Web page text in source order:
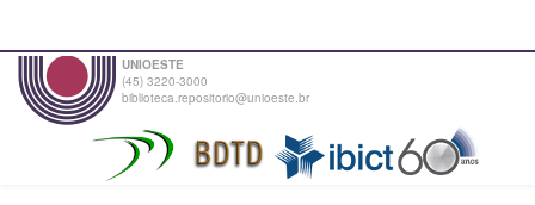
UNIOESTE
(45) 3220-3000
biblioteca.repositorio@unioeste.br